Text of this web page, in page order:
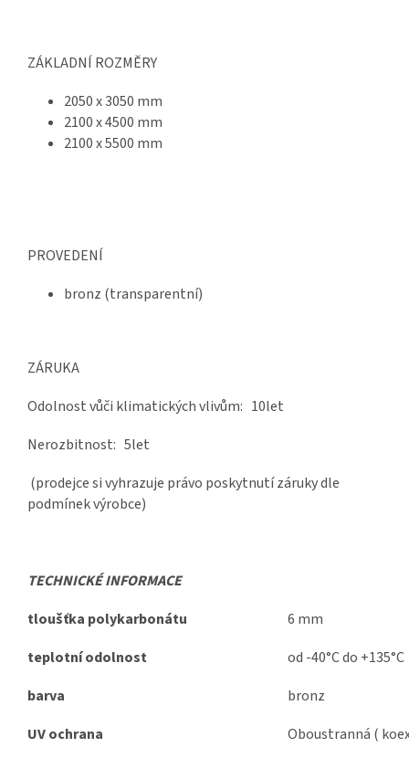
ZÁKLADNÍ ROZMĚRY
2050 x 3050 mm
2100 x 4500 mm
2100 x 5500 mm
PROVEDENÍ
bronz (transparentní)
ZÁRUKA
Odolnost vůči klimatických vlivům: 10let
Nerozbitnost: 5let
(prodejce si vyhrazuje právo poskytnutí záruky dle
podmínek výrobce)
TECHNICKÉ INFORMACE
tloušťka polykarbonátu
6 mm
teplotní odolnost
od -40°C do +135°C
barva
bronz
UV ochrana
Oboustranná (